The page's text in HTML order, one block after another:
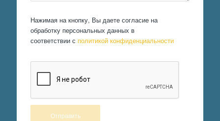
Нажимая на кнопку, Вы даете согласие на
обработку персональных данных в
соответствии с политикой конфиденциальности